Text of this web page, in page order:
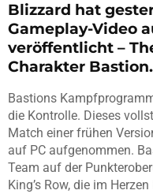
Blizzard hat
Gameplay-Video
veröffentlicht –
Charakter Bastion.
Bastions
die Kontrolle. Dieses
Match einer frühen
auf PC aufgenommen.
Team auf der
King’s Row, die im